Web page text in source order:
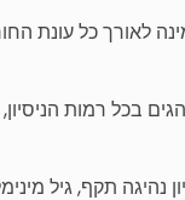
לאורך כל עונת
בכל רמות
נהיגה תקף, גיל מינימלי